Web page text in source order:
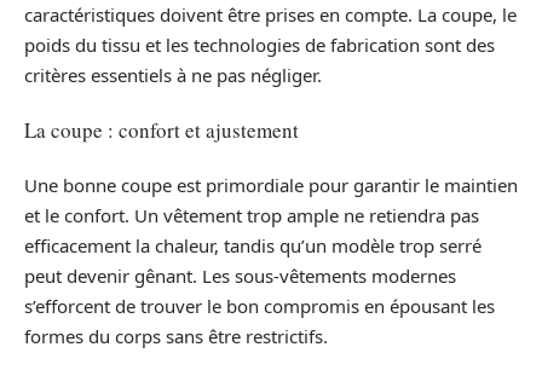
caractéristiques doivent être prises en compte. La coupe, le
poids du tissu et les technologies de fabrication sont des
critères essentiels à ne pas négliger.
La coupe : confort et ajustement
Une bonne coupe est primordiale pour garantir le maintien
et le confort. Un vêtement trop ample ne retiendra pas
efficacement la chaleur, tandis qu’un modèle trop serré
peut devenir gênant. Les sous-vêtements modernes
s’efforcent de trouver le bon compromis en épousant les
formes du corps sans être restrictifs.